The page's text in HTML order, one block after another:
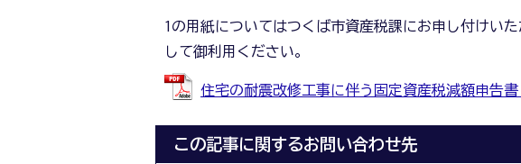
1の用紙についてはつくば市資産税課にお申し付けい
して御利用ください。
住宅の耐震改修工事に伴う固定資産税減額申告
この記事に関するお問い合わせ先